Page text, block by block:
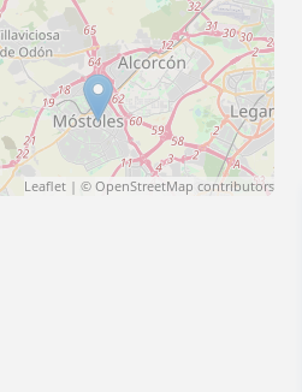
Leaflet | ©OpenStreetMap contributors